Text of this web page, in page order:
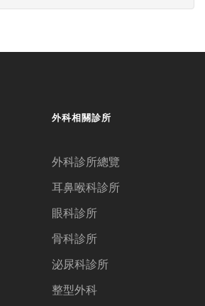
外科相關診所
外科診所總覽
耳鼻喉科診所
眼科診所
骨科診所
泌尿科診所
整型外科